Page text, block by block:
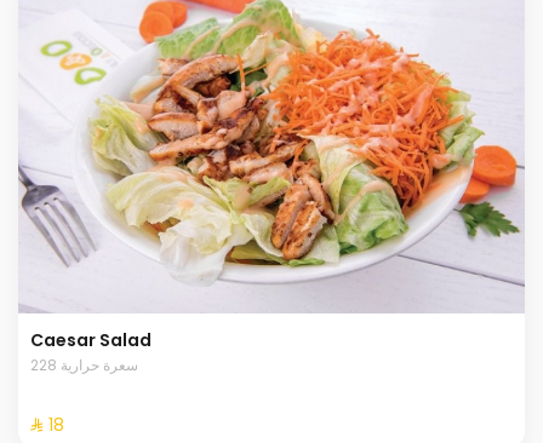
Caesar Salad
228 سعرة حرارية
⁨⁦‪‬ 18⁩